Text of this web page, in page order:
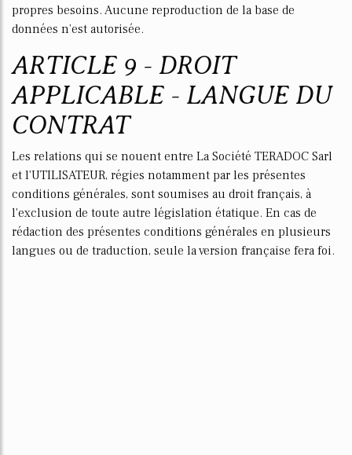
propres besoins. Aucune reproduction de la base de
données n’est autorisée.
ARTICLE 9 - DROIT
APPLICABLE - LANGUE DU
CONTRAT
Les relations qui se nouent entre La Société TERADOC Sarl
et l'UTILISATEUR, régies notamment par les présentes
conditions générales, sont soumises au droit français, à
l'exclusion de toute autre législation étatique. En cas de
rédaction des présentes conditions générales en plusieurs
langues ou de traduction, seule la version française fera foi.